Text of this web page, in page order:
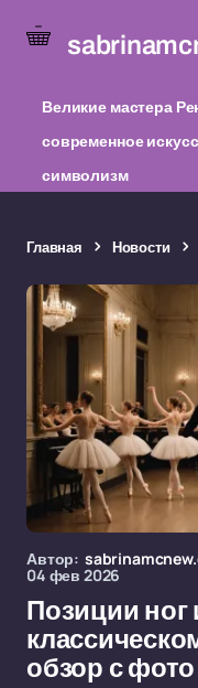
Великие мастера
современное
символизм
Главная Новости
Автор:
04 фев 2026
Позиции ног
обзор с